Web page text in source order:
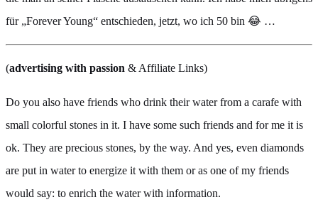
für „Forever Young“ entschieden, jetzt, wo ich 50 bin 😂 …
(advertising with passion & Affiliate Links)
Do you also have friends who drink their water from a carafe with
small colorful stones in it. I have some such friends and for me it is
ok. They are precious stones, by the way. And yes, even diamonds
are put in water to energize it with them or as one of my friends
would say: to enrich the water with information.